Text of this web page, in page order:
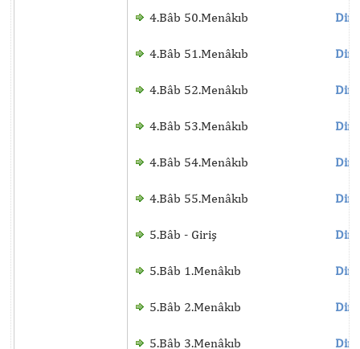
4.Bâb 50.Menâkıb
4.Bâb 51.Menâkıb
4.Bâb 52.Menâkıb
4.Bâb 53.Menâkıb
4.Bâb 54.Menâkıb
4.Bâb 55.Menâkıb
5.Bâb - Giriş
5.Bâb 1.Menâkıb
5.Bâb 2.Menâkıb
5.Bâb 3.Menâkıb